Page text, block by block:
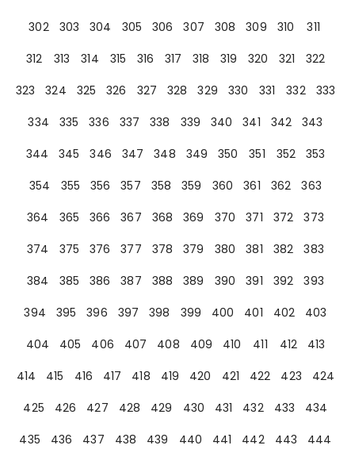
302
303 304 305 306 307 308 309 310
311
312
313 314 315 316 317 318 319 320 321
322
323
324 325 326 327 328 329 330 331 332
333
334
335 336 337 338 339 340 341 342
343
344
345 346 347 348 349 350 351 352
353
354
355 356 357 358 359 360 361 362
363
364
365 366 367 368 369 370 371 372
373
374
375 376 377 378 379 380 381 382
383
384
385 386 387 388 389 390 391 392
393
394
395 396 397 398 399 400 401 402
403
404
405 406 407 408 409 410 411 412
413
414
415 416 417 418 419 420 421 422 423
424
425
426 427 428 429 430 431 432 433
434
435
436 437 438 439 440 441 442 443
444